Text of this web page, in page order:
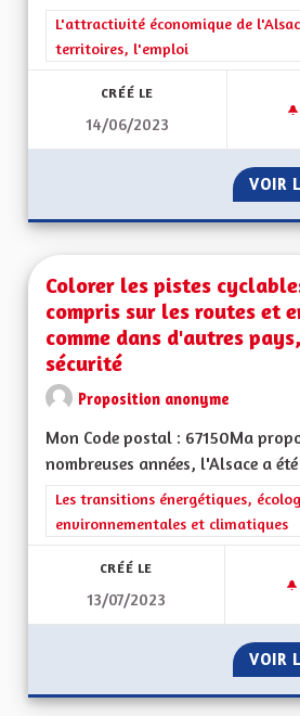
Filtrer les résultats de la catégorie
L'attractivité économique de
territoires, l'emploi
CRÉÉ LE
14/06/2023
VOIR
Colorer les pistes
compris sur les routes et
comme dans d'autres
sécurité
Proposition anonyme
Mon Code postal : 67150Ma
nombreuses années, l'Alsace a
Filtrer les résultats de la catégorie
Les transitions énergétiques,
environnementales et climatiques
CRÉÉ LE
13/07/2023
VOIR